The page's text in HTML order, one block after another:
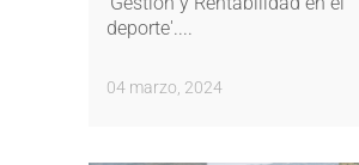
deporte'....
04 marzo, 2024